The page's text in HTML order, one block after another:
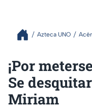
Azteca UNO
¡Por
Se
Miriam